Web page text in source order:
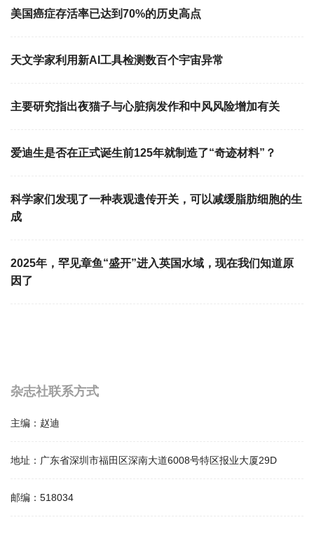
美国癌症存活率已达到70%的历史高点
天文学家利用新AI工具检测数百个宇宙异常
主要研究指出夜猫子与心脏病发作和中风风险增加有关
爱迪生是否在正式诞生前125年就制造了“奇迹材料”？
科学家们发现了一种表观遗传开关，可以减缓脂肪细胞的生
成
2025年，罕见章鱼“盛开”进入英国水域，现在我们知道原
因了
杂志社联系方式
主编： 赵迪
地址： 广东省深圳市福田区深南大道6008号特区报业大厦29D
邮编： 518034